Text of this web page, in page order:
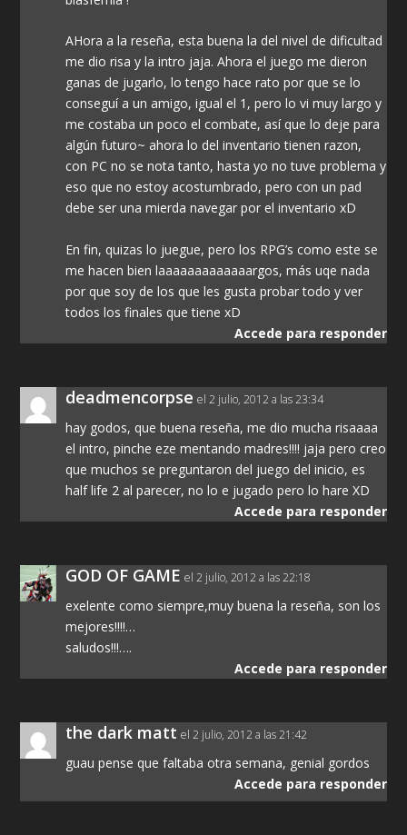
AHora a la reseña, esta buena la del nivel de dificultad
me dio risa y la intro jaja. Ahora el juego me dieron
ganas de jugarlo, lo tengo hace rato por que se lo
conseguí a un amigo, igual el 1, pero lo vi muy largo y
me costaba un poco el combate, así que lo deje para
algún futuro~ ahora lo del inventario tienen razon,
con PC no se nota tanto, hasta yo no tuve problema y
eso que no estoy acostumbrado, pero con un pad
debe ser una mierda navegar por el inventario xD
En fin, quizas lo juegue, pero los RPG’s como este se
me hacen bien laaaaaaaaaaaaargos, más uqe nada
por que soy de los que les gusta probar todo y ver
todos los finales que tiene xD
Accede para responder
deadmencorpse el 2 julio, 2012 a las 23:34
hay godos, que buena reseña, me dio mucha risaaaa
el intro, pinche eze mentando madres!!!! jaja pero creo
que muchos se preguntaron del juego del inicio, es
half life 2 al parecer, no lo e jugado pero lo hare XD
Accede para responder
GOD OF GAME el 2 julio, 2012 a las 22:18
exelente como siempre,muy buena la reseña, son los
mejores!!!!…
saludos!!!….
Accede para responder
the dark matt el 2 julio, 2012 a las 21:42
guau pense que faltaba otra semana, genial gordos
Accede para responder